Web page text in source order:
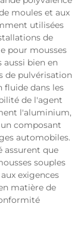
moules et aux
utilisées
de
pour mousses
aussi bien en
de pulvérisation
dans les
de l'agent
l'aluminium,
composant
automobiles.
assurent que
souples
exigences
matière de